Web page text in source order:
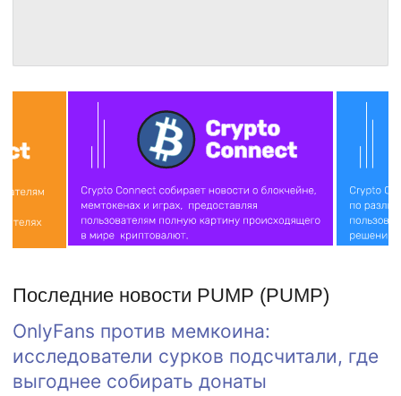
Последние новости PUMP (PUMP)
OnlyFans против мемкоина:
исследователи сурков подсчитали, где
выгоднее собирать донаты